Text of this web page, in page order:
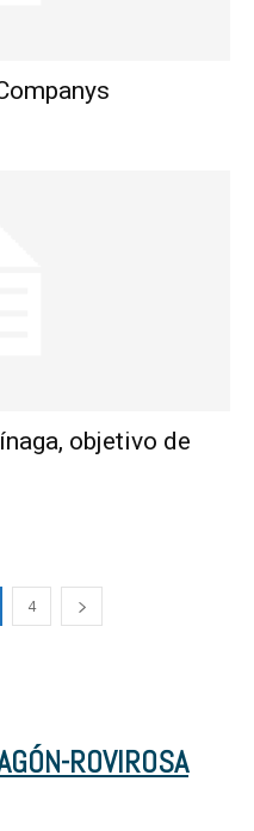
objetivo de
4
ROVIROSA